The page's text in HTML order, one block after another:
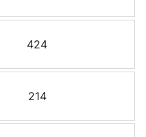
424
214